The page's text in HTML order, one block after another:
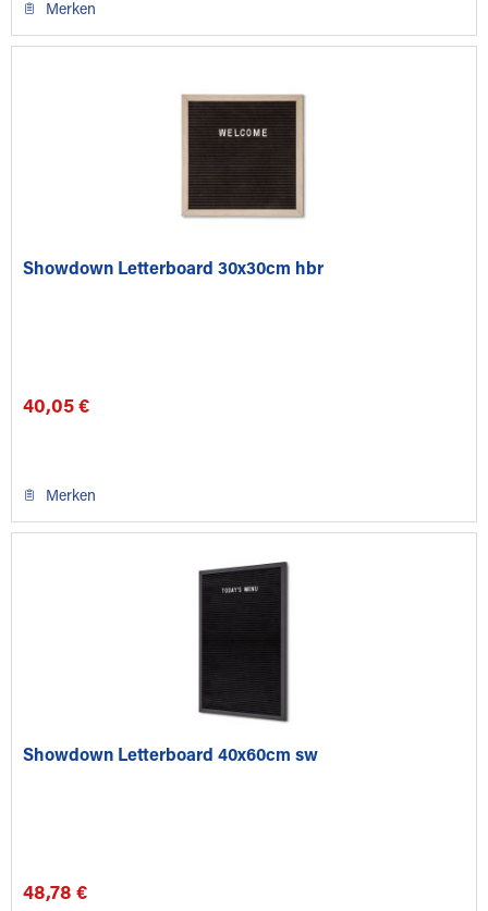
Merken
Showdown Letterboard 30x30cm hbr
40,05 €
Merken
Showdown Letterboard 40x60cm sw
48,78 €